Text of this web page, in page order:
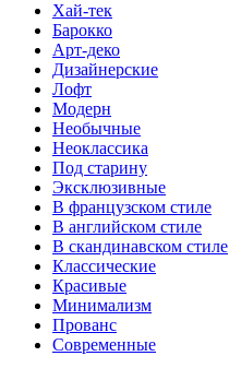
Хай-тек
Барокко
Арт-деко
Дизайнерские
Лофт
Модерн
Необычные
Неоклассика
Под старину
Эксклюзивные
В французском стиле
В английском стиле
В скандинавском стиле
Классические
Красивые
Минимализм
Прованс
Современные